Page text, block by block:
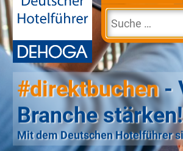
#direktbuchen-
Branche stärken!
Mit dem Deutschen Hotelführer